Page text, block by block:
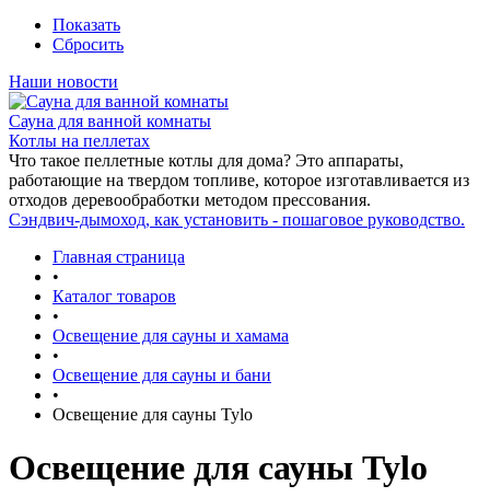
Показать
Сбросить
Наши новости
Сауна для ванной комнаты
Котлы на пеллетах
Что такое пеллетные котлы для дома? Это аппараты,
работающие на твердом топливе, которое изготавливается из
отходов деревообработки методом прессования.
Сэндвич-дымоход, как установить - пошаговое руководство.
Главная страница
•
Каталог товаров
•
Освещение для сауны и хамама
•
Освещение для сауны и бани
•
Освещение для сауны Tylo
Освещение для сауны Tylo